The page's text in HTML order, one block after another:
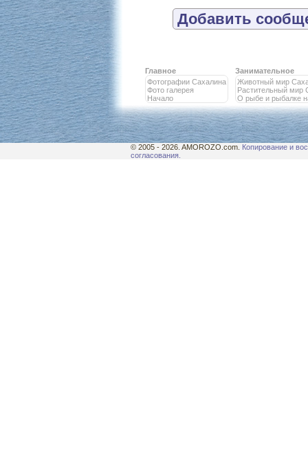
Добавить
Главное
Фотографии Сахалина
Фото галерея
Начало
Занимательное
Животный мир
Растительный мир
О рыбе и рыбалке
© 2005 - 2026. AMOROZO.com. Копирование и
согласования.